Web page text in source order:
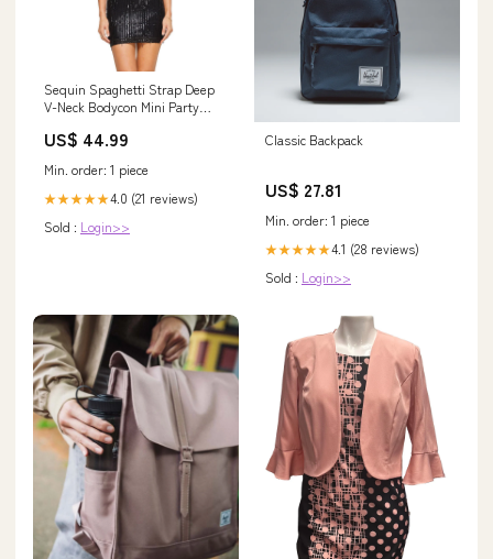
Sequin Spaghetti Strap Deep
V-Neck Bodycon Mini Party
Patchwork Knit Mini Dresses
US$ 44.99
Min. order: 1 piece
★★★★★4.0 (21 reviews)
Sold : Login>>
Classic Backpack
US$ 27.81
Min. order: 1 piece
★★★★★4.1 (28 reviews)
Sold : Login>>